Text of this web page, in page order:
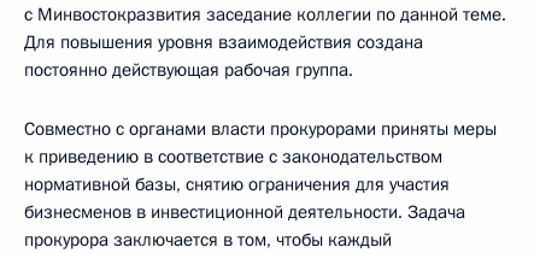
с Минвостокразвития заседание коллегии по данной теме.
Для повышения уровня взаимодействия создана
постоянно действующая рабочая группа.
Совместно с органами власти прокурорами приняты меры
к приведению в соответствие с законодательством
нормативной базы, снятию ограничения для участия
бизнесменов в инвестиционной деятельности. Задача
прокурора заключается в том, чтобы каждый